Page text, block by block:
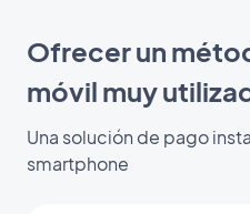
Ofrecer un
móvil muy
Una solución de pago
smartphone